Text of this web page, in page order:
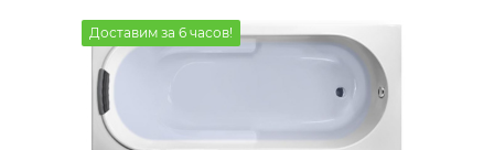
Доставим за 6 часов!